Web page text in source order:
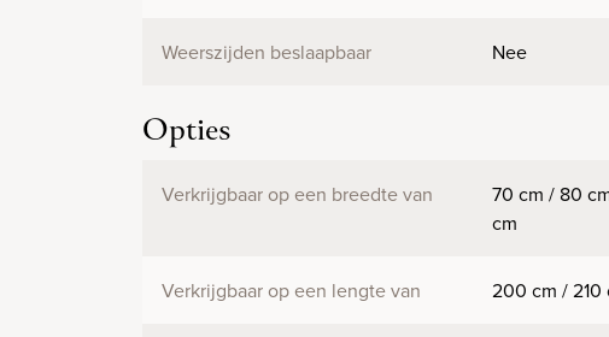
Weerszijden beslaapbaar Nee
Opties
Verkrijgbaar op een breedte van
70 cm / 80
cm
Verkrijgbaar op een lengte van 200 cm / 210